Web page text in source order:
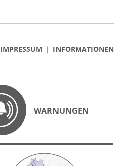
IMPRESSUM INFORMATIONEN
WARNUNGEN